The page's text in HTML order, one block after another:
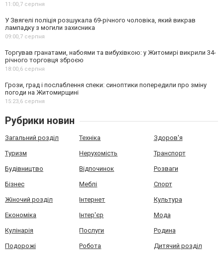
11:00,7 серпня
У Звягелі поліція розшукала 69-річного чоловіка, який викрав
лампадку з могили захисника
09:00,7 серпня
Торгував гранатами, набоями та вибухівкою: у Житомирі викрили 34-
річного торговця зброєю
18:00,6 серпня
Грози, град і послаблення спеки: синоптики попередили про зміну
погоди на Житомирщині
15:23,6 серпня
Рубрики новин
Загальний розділ Техніка Здоров'я
Туризм Нерухомість Транспорт
Будівництво Відпочинок Розваги
Бізнес Меблі Спорт
Жіночий розділ Інтернет Культура
Економіка Інтер'єр Мода
Кулінарія Послуги Родина
Подорожі Робота Дитячий розділ